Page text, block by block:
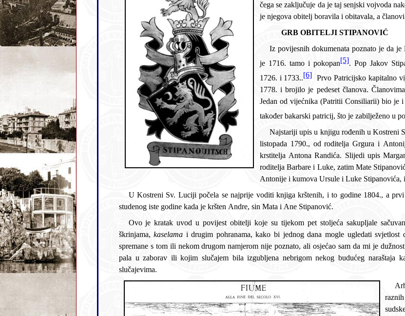
čega se zaključuje da je taj senjski vojvoda nakon 1592.
GRB OBITELJI STIPANOVIĆ
Iz povijesnih dokumenata poznato je da je Matija Stipanović bio sudac u Bakru te da
je 1716. tamo i pokopan[5]. Pop Jakov Stipanović, Kostrenjanin, spominje se godine
1726. i 1733..[6] Prvo Patricijsko kapitalno vijeće u gradu
1778. i brojilo je pedeset članova. Članovima Vijeća bili su isključivo gradski plemići.
Jedan od vijećnika (Patritii Consiliarii) bio je i Matija Stipanović. Josip Stipanović bio je
također bakarski patricij, što je zabilježeno
Najstariji upis u knjigu rođenih u Kostreni Sv. Barbari
listopada 1790., od roditelja Grgura i Antonije, kumova Grgura i
krstitelja Antona Randića. Slijedi upis Margarete Stipanović rođene 6. srpnja 1797. od
roditelja Barbare i Luke, zatim Mate Stipanovića, rođenog 4. srpnja 1798. roditelja Mata i
Antonije i kumova Ursule i Luke
U Kostreni Sv. Luciji počela se najprije voditi knjiga krštenih, i to godine 1804., a prvi upis prezimena Stipanović je onaj od 18.
studenog iste godine kada je kršten Andre, sin Mata i Ane Stipanović.
Ovo je kratak uvod u povijest obitelji koje su tijekom pet stoljeća sakupljale sačuvane isprave i pohranjivale ih po ormarima,
škrinjama, kaselama i drugim pohranama, kako bi jednog dana mogle ugledati svjetlost dana i biti objavljene. Jesu li isprave bile
spremane s tom ili nekom drugom namjerom nije poznato, ali osjećao sam da mi je dužnost takvu arhivu objaviti kako ne bi ponovno
pala u zaborav ili kojim slučajem bila izgubljena nebrigom nekog budućeg naraštaja kao što se to dogodilo u mnogim drugim
slučajevima.
raznih